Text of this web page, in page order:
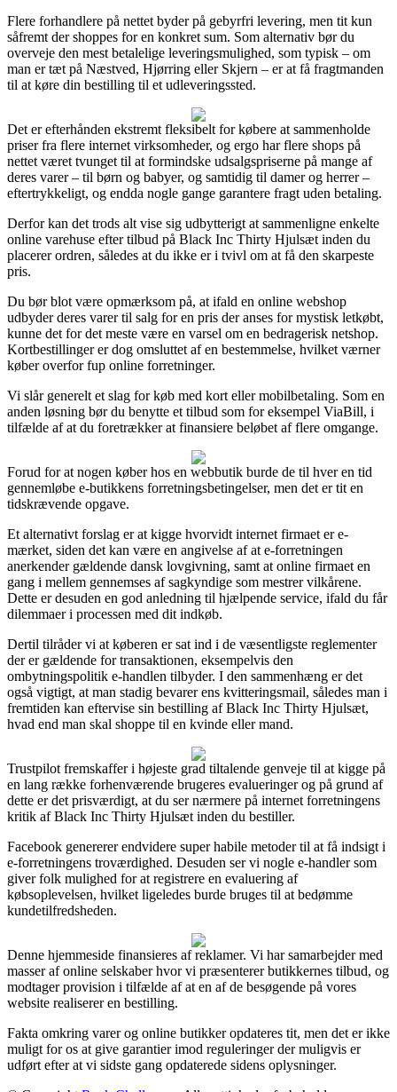
Flere forhandlere på nettet byder på gebyrfri levering, men tit kun
såfremt der shoppes for en konkret sum. Som alternativ bør du
overveje den mest betalelige leveringsmulighed, som typisk – om
man er tæt på Næstved, Hjørring eller Skjern – er at få fragtmanden
til at køre din bestilling til et udleveringssted.
Det er efterhånden ekstremt fleksibelt for købere at sammenholde
priser fra flere internet virksomheder, og ergo har flere shops på
nettet været tvunget til at formindske udsalgspriserne på mange af
deres varer – til børn og babyer, og samtidig til damer og herrer –
eftertrykkeligt, og endda nogle gange garantere fragt uden betaling.
Derfor kan det trods alt vise sig udbytterigt at sammenligne enkelte
online varehuse efter tilbud på Black Inc Thirty Hjulsæt inden du
placerer ordren, således at du ikke er i tvivl om at få den skarpeste
pris.
Du bør blot være opmærksom på, at ifald en online webshop
udbyder deres varer til salg for en pris der anses for mystisk letkøbt,
kunne det for det meste være en varsel om en bedragerisk netshop.
Kortbestillinger er dog omsluttet af en bestemmelse, hvilket værner
køber overfor fup online forretninger.
Vi slår generelt et slag for køb med kort eller mobilbetaling. Som en
anden løsning bør du benytte et tilbud som for eksempel ViaBill, i
tilfælde af at du foretrækker at finansiere beløbet af flere omgange.
Forud for at nogen køber hos en webbutik burde de til hver en tid
gennemløbe e-butikkens forretningsbetingelser, men det er tit en
tidskrævende opgave.
Et alternativt forslag er at kigge hvorvidt internet firmaet er e-
mærket, siden det kan være en angivelse af at e-forretningen
anerkender gældende dansk lovgivning, samt at online firmaet en
gang i mellem gennemses af sagkyndige som mestrer vilkårene.
Dette er desuden en god anledning til hjælpende service, ifald du får
dilemmaer i processen med dit indkøb.
Dertil tilråder vi at køberen er sat ind i de væsentligste reglementer
der er gældende for transaktionen, eksempelvis den
ombytningspolitik e-handlen tilbyder. I den sammenhæng er det
også vigtigt, at man stadig bevarer ens kvitteringsmail, således man i
fremtiden kan eftervise sin bestilling af Black Inc Thirty Hjulsæt,
hvad end man skal shoppe til en kvinde eller mand.
Trustpilot fremskaffer i højeste grad tiltalende genveje til at kigge på
en lang række forhenværende brugeres evalueringer og på grund af
dette er det prisværdigt, at du ser nærmere på internet forretningens
kritik af Black Inc Thirty Hjulsæt inden du bestiller.
Facebook genererer endvidere super habile metoder til at få indsigt i
e-forretningens troværdighed. Desuden ser vi nogle e-handler som
giver folk mulighed for at registrere en evaluering af
købsoplevelsen, hvilket ligeledes burde bruges til at bedømme
kundetilfredsheden.
Denne hjemmeside finansieres af reklamer. Vi har samarbejder med
masser af online selskaber hvor vi præsenterer butikkernes tilbud, og
modtager provision i tilfælde af at en af de besøgende på vores
website realiserer en bestilling.
Fakta omkring varer og online butikker opdateres tit, men det er ikke
muligt for os at give garantier imod reguleringer der muligvis er
udført efter at vi sidste gang opdaterede sidens oplysninger.